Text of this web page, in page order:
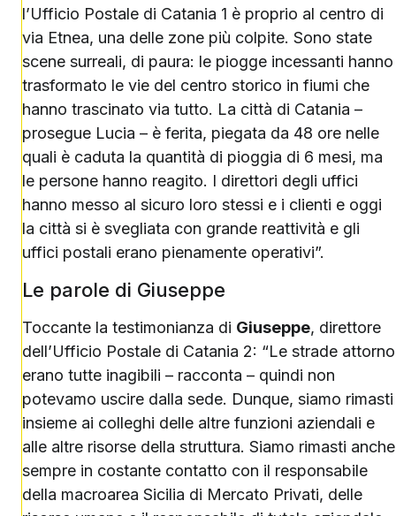
l’Ufficio Postale di Catania 1 è proprio al centro di
via Etnea, una delle zone più colpite. Sono state
scene surreali, di paura: le piogge incessanti hanno
trasformato le vie del centro storico in fiumi che
hanno trascinato via tutto. La città di Catania –
prosegue Lucia – è ferita, piegata da 48 ore nelle
quali è caduta la quantità di pioggia di 6 mesi, ma
le persone hanno reagito. I direttori degli uffici
hanno messo al sicuro loro stessi e i clienti e oggi
la città si è svegliata con grande reattività e gli
uffici postali erano pienamente operativi”.
Le parole di Giuseppe
Toccante la testimonianza di Giuseppe, direttore
dell’Ufficio Postale di Catania 2: “Le strade attorno
erano tutte inagibili – racconta – quindi non
potevamo uscire dalla sede. Dunque, siamo rimasti
insieme ai colleghi delle altre funzioni aziendali e
alle altre risorse della struttura. Siamo rimasti anche
sempre in costante contatto con il responsabile
della macroarea Sicilia di Mercato Privati, delle